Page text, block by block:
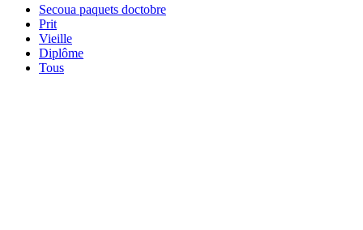
Secoua paquets doctobre
Prit
Vieille
Diplôme
Tous